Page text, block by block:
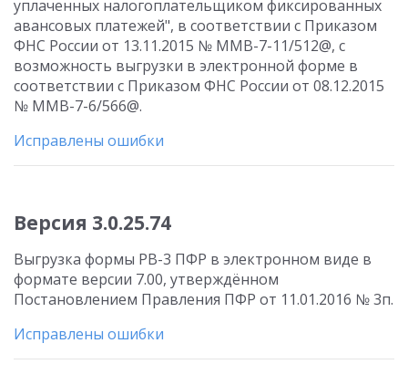
уплаченных налогоплательщиком фиксированных
авансовых платежей", в соответствии с Приказом
ФНС России от 13.11.2015 № ММВ-7-11/512@, с
возможность выгрузки в электронной форме в
соответствии с Приказом ФНС России от 08.12.2015
№ ММВ-7-6/566@.
Исправлены ошибки
Версия 3.0.25.74
Выгрузка формы РВ-3 ПФР в электронном виде в
формате версии 7.00, утверждённом
Постановлением Правления ПФР от 11.01.2016 № 3п.
Исправлены ошибки